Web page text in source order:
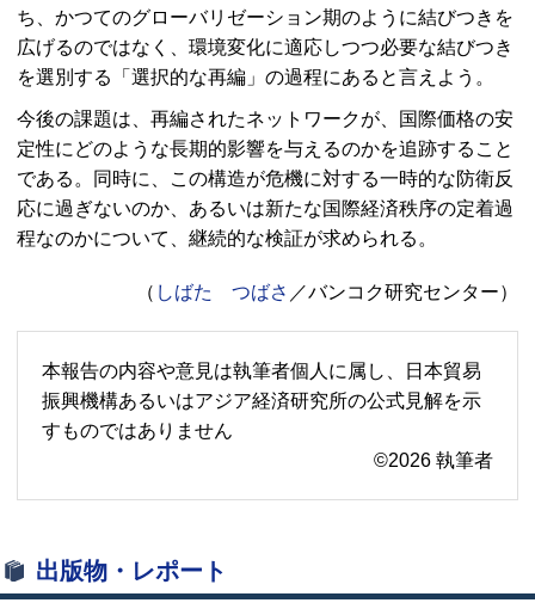
ち、かつてのグローバリゼーション期のように結びつきを
広げるのではなく、環境変化に適応しつつ必要な結びつき
を選別する「選択的な再編」の過程にあると言えよう。
今後の課題は、再編されたネットワークが、国際価格の安
定性にどのような長期的影響を与えるのかを追跡すること
である。同時に、この構造が危機に対する一時的な防衛反
応に過ぎないのか、あるいは新たな国際経済秩序の定着過
程なのかについて、継続的な検証が求められる。
（ しばた つばさ ／バンコク研究センター）
本報告の内容や意見は執筆者個人に属し、日本貿易
振興機構あるいはアジア経済研究所の公式見解を示
すものではありません
©2026 執筆者
出版物・レポート